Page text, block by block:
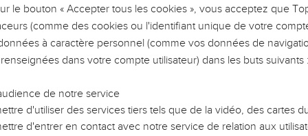
la nouvelle. Il se leva de son trône, retira son manteau, se
cette proclamation : « Par ordre du roi et de ses grands, que
bêtes soient couverts de sacs, qu'ils crient à Dieu avec force,
et aux actes de violence dont leurs mains sont coupables !
le bouton « Accepter tous les cookies », vous acceptez que
(comme des cookies ou l'identifiant unique de votre
à caractère personnel (comme vos données de
dans votre compte utilisateur) dans les buts suivants :
de notre service
d'utiliser des services tiers tels que de la vidéo, des cartes
d'entrer en contact avec notre service de relation aux